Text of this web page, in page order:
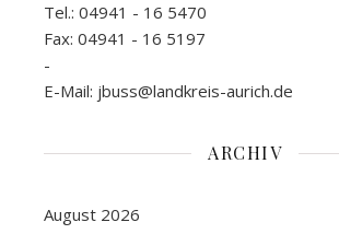
Tel.: 04941 - 16 5470
Fax: 04941 - 16 5197
-
E-Mail: jbuss@landkreis-aurich.de
ARCHIV
August 2026